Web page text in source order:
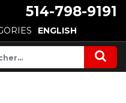
514-798-9191
ENGLISH